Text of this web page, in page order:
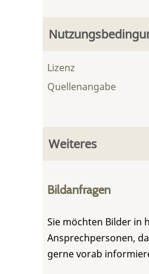
Lizenz
Quellenangabe
Weiteres
Bildanfragen
Sie möchten Bilder in
Ansprechpersonen,
gerne vorab